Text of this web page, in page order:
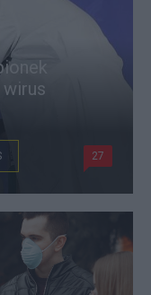
wirus
27